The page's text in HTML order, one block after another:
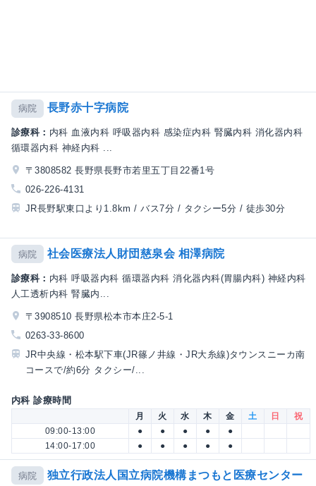
病院 長野赤十字病院
診療科： 内科 血液内科 呼吸器内科 感染症内科 腎臓内科 消化器内科
循環器内科 神経内科 ...
〒3808582 長野県長野市若里五丁目22番1号
026-226-4131
JR長野駅東口より1.8km / バス7分 / タクシー5分 / 徒歩30分
病院 社会医療法人財団慈泉会 相澤病院
診療科： 内科 呼吸器内科 循環器内科 消化器内科(胃腸内科) 神経内科
人工透析内科 腎臓内...
〒3908510 長野県松本市本庄2-5-1
0263-33-8600
JR中央線・松本駅下車(JR篠ノ井線・JR大糸線)タウンスニーカ南
コースで/約6分 タクシー/...
内科 診療時間
月 火 水 木 金 土 日
祝
09:00-13:00
● ● ● ●
●
14:00-17:00
● ● ● ● ●
病院 独立行政法人国立病院機構まつもと医療センター